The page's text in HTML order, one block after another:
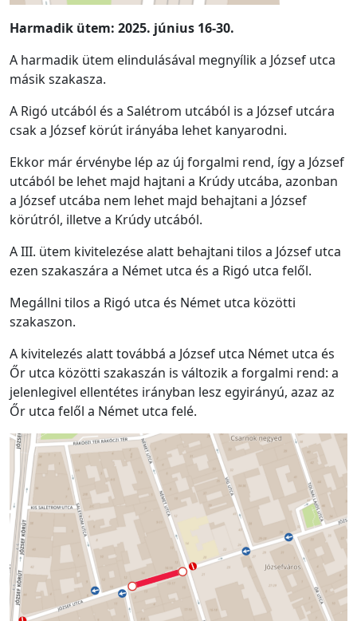
Harmadik ütem: 2025. június 16-30.
A harmadik ütem elindulásával megnyílik a József utca
másik szakasza.
A Rigó utcából és a Salétrom utcából is a József utcára
csak a József körút irányába lehet kanyarodni.
Ekkor már érvénybe lép az új forgalmi rend, így a József
utcából be lehet majd hajtani a Krúdy utcába, azonban
a József utcába nem lehet majd behajtani a József
körútról, illetve a Krúdy utcából.
A III. ütem kivitelezése alatt behajtani tilos a József utca
ezen szakaszára a Német utca és a Rigó utca felől.
Megállni tilos a Rigó utca és Német utca közötti
szakaszon.
A kivitelezés alatt továbbá a József utca Német utca és
Őr utca közötti szakaszán is változik a forgalmi rend: a
jelenlegivel ellentétes irányban lesz egyirányú, azaz az
Őr utca felől a Német utca felé.